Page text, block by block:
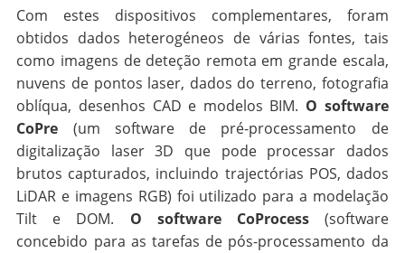
Com estes dispositivos complementares, foram
obtidos dados heterogéneos de várias fontes, tais
como imagens de deteção remota em grande escala,
nuvens de pontos laser, dados do terreno, fotografia
oblíqua, desenhos CAD e modelos BIM. O software
CoPre (um software de pré-processamento de
digitalização laser 3D que pode processar dados
brutos capturados, incluindo trajectórias POS, dados
LiDAR e imagens RGB) foi utilizado para a modelação
Tilt e DOM. O software CoProcess (software
concebido para as tarefas de pós-processamento da